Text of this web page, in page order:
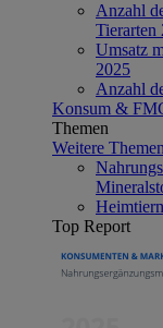
Anzahl
Tierarten
Umsatz
2025
Anzahl
Konsum &
Themen
Weitere Themen
Top Report